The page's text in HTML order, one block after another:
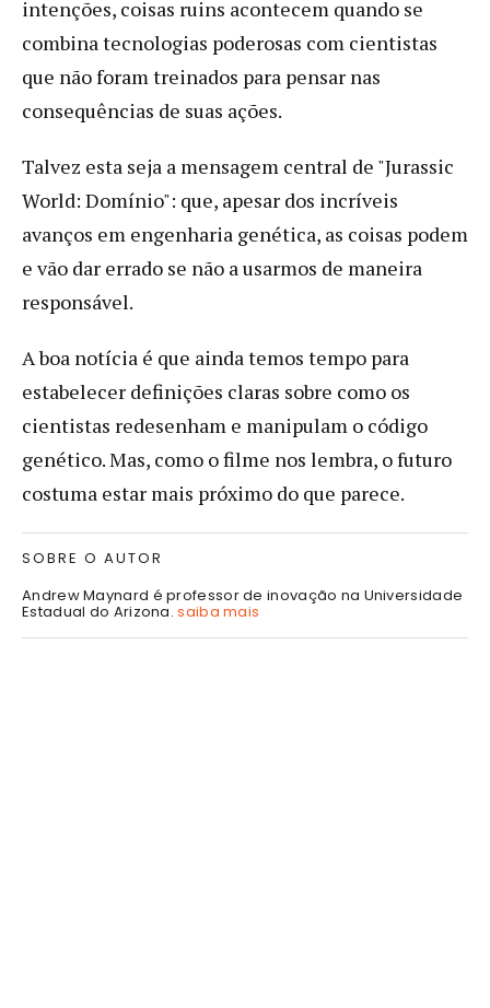
intenções, coisas ruins acontecem quando se
combina tecnologias poderosas com cientistas
que não foram treinados para pensar nas
consequências de suas ações.
Talvez esta seja a mensagem central de "Jurassic
World: Domínio": que, apesar dos incríveis
avanços em engenharia genética, as coisas podem
e vão dar errado se não a usarmos de maneira
responsável.
A boa notícia é que ainda temos tempo para
estabelecer definições claras sobre como os
cientistas redesenham e manipulam o código
genético. Mas, como o filme nos lembra, o futuro
costuma estar mais próximo do que parece.
SOBRE O AUTOR
Andrew Maynard é professor de inovação na Universidade
Estadual do Arizona.saiba mais